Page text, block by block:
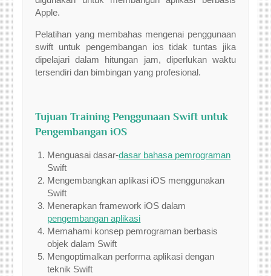
Apple.
Pelatihan yang membahas mengenai penggunaan
swift untuk pengembangan ios tidak tuntas jika
dipelajari dalam hitungan jam, diperlukan waktu
tersendiri dan bimbingan yang profesional.
Tujuan Training Penggunaan Swift untuk
Pengembangan iOS
Menguasai dasar-dasar bahasa pemrograman
Swift
Mengembangkan aplikasi iOS menggunakan
Swift
Menerapkan framework iOS dalam
pengembangan aplikasi
Memahami konsep pemrograman berbasis
objek dalam Swift
Mengoptimalkan performa aplikasi dengan
teknik Swift